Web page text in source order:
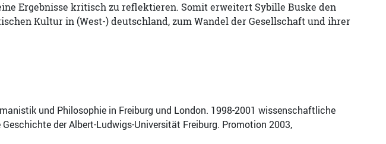
Ergebnisse kritisch zu reflektieren. Somit erweitert Sybille Buske den
Kultur in (West-) deutschland, zum Wandel der Gesellschaft und ihrer
und Philosophie in Freiburg und London. 1998-2001 wissenschaftliche
der Albert-Ludwigs-Universität Freiburg. Promotion 2003,